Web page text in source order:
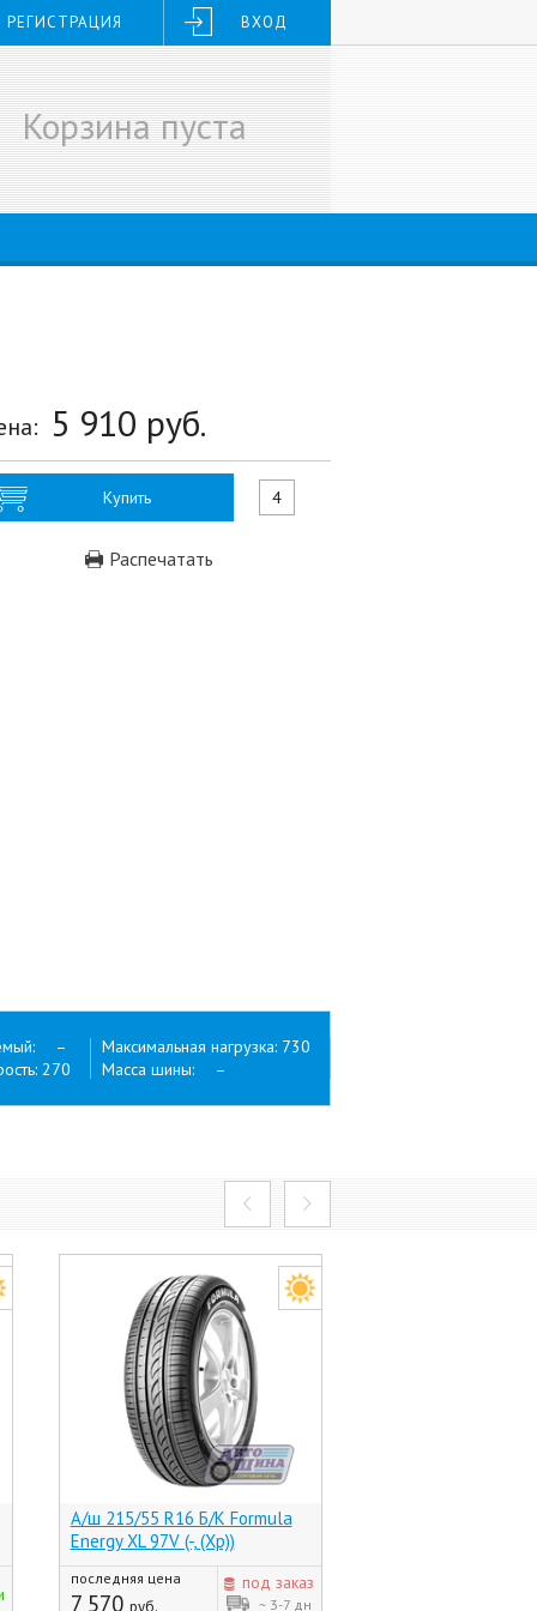
РЕГИСТРАЦИЯ ВХОД
Корзина пуста
5 910 руб.
Купить
Распечатать
–
270
Максимальная нагрузка: 730
Масса шины: –
А/ш 215/55 R16 Б/К Formula
Energy XL 97V (-, (Хр))
последняя цена
7 570 руб.
под заказ
~ 3-7 дн